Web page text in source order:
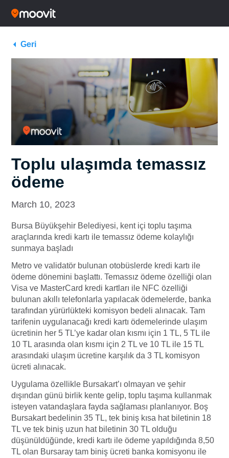
Geri
Toplu ulaşımda temassız
ödeme
March 10, 2023
Bursa Büyükşehir Belediyesi, kent içi toplu taşıma
araçlarında kredi kartı ile temassız ödeme kolaylığı
sunmaya başladı
Metro ve validatör bulunan otobüslerde kredi kartı ile
ödeme dönemini başlattı. Temassız ödeme özelliği olan
Visa ve MasterCard kredi kartları ile NFC özelliği
bulunan akıllı telefonlarla yapılacak ödemelerde, banka
tarafından yürürlükteki komisyon bedeli alınacak. Tam
tarifenin uygulanacağı kredi kartı ödemelerinde ulaşım
ücretinin her 5 TL’ye kadar olan kısmı için 1 TL, 5 TL ile
10 TL arasında olan kısmı için 2 TL ve 10 TL ile 15 TL
arasındaki ulaşım ücretine karşılık da 3 TL komisyon
ücreti alınacak.
Uygulama özellikle Bursakart’ı olmayan ve şehir
dışından günü birlik kente gelip, toplu taşıma kullanmak
isteyen vatandaşlara fayda sağlaması planlanıyor. Boş
Bursakart bedelinin 35 TL, tek biniş kısa hat biletinin 18
TL ve tek biniş uzun hat biletinin 30 TL olduğu
düşünüldüğünde, kredi kartı ile ödeme yapıldığında 8,50
TL olan Bursaray tam biniş ücreti banka komisyonu ile